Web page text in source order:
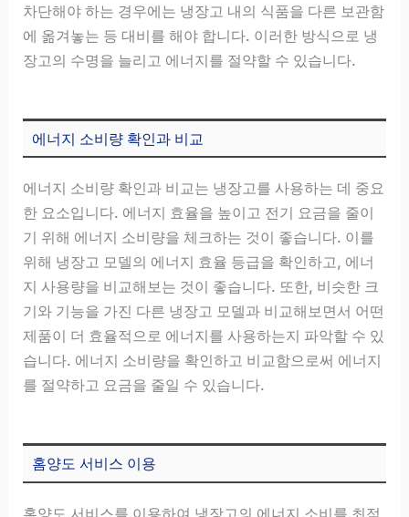
차단해야 하는 경우에는 냉장고 내의 식품을 다른 보관함
에 옮겨놓는 등 대비를 해야 합니다. 이러한 방식으로 냉
장고의 수명을 늘리고 에너지를 절약할 수 있습니다.
에너지 소비량 확인과 비교
에너지 소비량 확인과 비교는 냉장고를 사용하는 데 중요
한 요소입니다. 에너지 효율을 높이고 전기 요금을 줄이
기 위해 에너지 소비량을 체크하는 것이 좋습니다. 이를
위해 냉장고 모델의 에너지 효율 등급을 확인하고, 에너
지 사용량을 비교해보는 것이 좋습니다. 또한, 비슷한 크
기와 기능을 가진 다른 냉장고 모델과 비교해보면서 어떤
제품이 더 효율적으로 에너지를 사용하는지 파악할 수 있
습니다. 에너지 소비량을 확인하고 비교함으로써 에너지
를 절약하고 요금을 줄일 수 있습니다.
홈양도 서비스 이용
홈양도 서비스를 이용하여 냉장고의 에너지 소비를 최적